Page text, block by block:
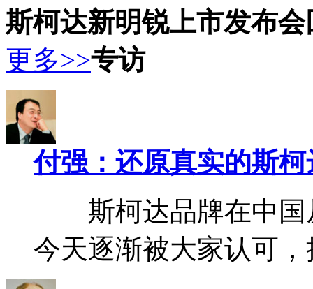
斯柯达新明锐上市发布会
更多>>专访
付强：还原真实的斯柯
斯柯达品牌在中国
今天逐渐被大家认可